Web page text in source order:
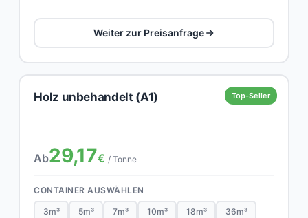
Weiter zur Preisanfrage
Top-Seller
Holz unbehandelt (A1)
Ab29,17€ / Tonne
CONTAINER AUSWÄHLEN
3m³ 5m³ 7m³ 10m³ 18m³ 36m³